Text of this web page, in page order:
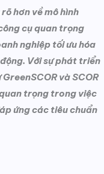
hơn về mô hình
cụ quan trọng
nghiệp tối ưu hóa
Với sự phát triển
và SCOR
trọng trong việc
ứng các tiêu chuẩn